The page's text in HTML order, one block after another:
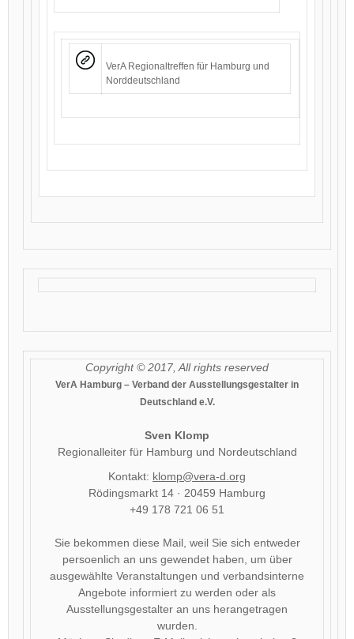
VerA Regionaltreffen für Hamburg und
Norddeutschland
Copyright © 2017, All rights reserved
VerA Hamburg – Verband der Ausstellungsgestalter in
Deutschland e.V.
Sven Klomp
Regionalleiter für Hamburg und Nordeutschland
Kontakt: klomp@vera-d.org
Rödingsmarkt 14 · 20459 Hamburg
+49 178 721 06 51
Sie bekommen diese Mail, weil Sie sich entweder
persoenlich an uns gewendet haben, um über
ausgewählte Veranstaltungen und verbandsinterne
Angebote informiert zu werden oder als
Ausstellungsgestalter an uns herangetragen
wurden.